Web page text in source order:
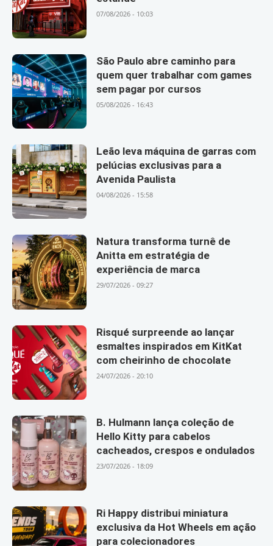
07/08/2026 - 10:03
São Paulo abre caminho para
quem quer trabalhar com games
sem pagar por cursos
05/08/2026 - 16:43
Leão leva máquina de garras com
pelúcias exclusivas para a
Avenida Paulista
04/08/2026 - 15:58
Natura transforma turnê de
Anitta em estratégia de
experiência de marca
29/07/2026 - 09:27
Risqué surpreende ao lançar
esmaltes inspirados em KitKat
com cheirinho de chocolate
24/07/2026 - 20:10
B. Hulmann lança coleção de
Hello Kitty para cabelos
cacheados, crespos e ondulados
23/07/2026 - 18:09
Ri Happy distribui miniatura
exclusiva da Hot Wheels em ação
para colecionadores